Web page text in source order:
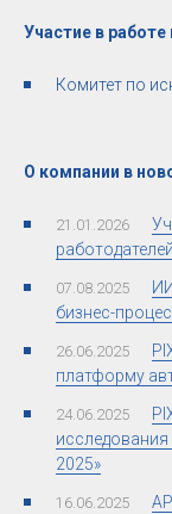
Участие в
Комитет по
О компании в
21.01.2026
07.08.2025
бизнес-
26.06.2025
платформу
24.06.2025
исследования
2025»
16.06.2025